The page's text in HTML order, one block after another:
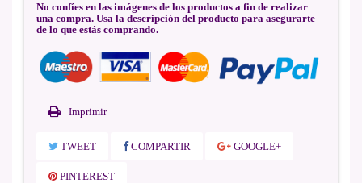
No confíes en las imágenes de los productos a fin de realizar
una compra. Usa la descripción del producto para asegurarte
de lo que estás comprando.
Imprimir
TWEET COMPARTIR GOOGLE+
PINTEREST